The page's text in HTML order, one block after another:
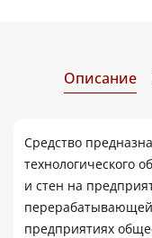
Описание
Средство
технологического
и стен на
предприятиях